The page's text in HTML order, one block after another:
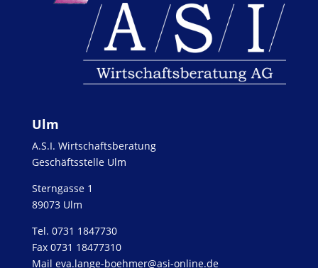
Ulm
A.S.I. Wirtschaftsberatung
Geschäftsstelle Ulm
Sterngasse 1
89073 Ulm
Tel. 0731 1847730
Fax 0731 18477310
Mail eva.lange-boehmer@asi-online.de